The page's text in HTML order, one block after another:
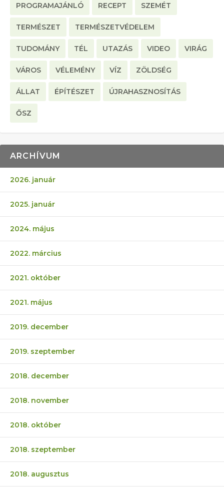
PROGRAMAJÁNLÓ RECEPT SZEMÉT
TERMÉSZET TERMÉSZETVÉDELEM
TUDOMÁNY TÉL UTAZÁS VIDEO VIRÁG
VÁROS VÉLEMÉNY VÍZ ZÖLDSÉG
ÁLLAT ÉPÍTÉSZET ÚJRAHASZNOSÍTÁS
ŐSZ
ARCHÍVUM
2026. január
2025. január
2024. május
2022. március
2021. október
2021. május
2019. december
2019. szeptember
2018. december
2018. november
2018. október
2018. szeptember
2018. augusztus